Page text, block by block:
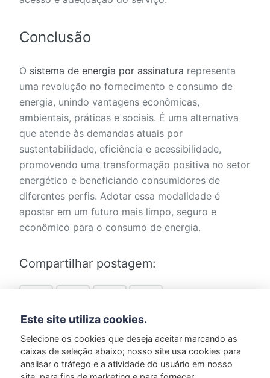
Conclusão
O sistema de energia por assinatura representa
uma revolução no fornecimento e consumo de
energia, unindo vantagens econômicas,
ambientais, práticas e sociais. É uma alternativa
que atende às demandas atuais por
sustentabilidade, eficiência e acessibilidade,
promovendo uma transformação positiva no setor
energético e beneficiando consumidores de
diferentes perfis. Adotar essa modalidade é
apostar em um futuro mais limpo, seguro e
econômico para o consumo de energia.
Compartilhar postagem:
Marcado em: Produtos
Este site utiliza cookies.
Selecione os cookies que deseja aceitar marcando as
caixas de seleção abaixo; nosso site usa cookies para
analisar o tráfego e a atividade do usuário em nosso